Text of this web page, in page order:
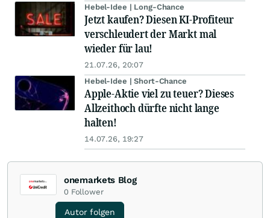
Hebel-Idee | Long-Chance
Jetzt kaufen? Diesen KI-Profiteur
verschleudert der Markt mal
wieder für lau!
21.07.26, 20:07
Hebel-Idee | Short-Chance
Apple-Aktie viel zu teuer? Dieses
Allzeithoch dürfte nicht lange
halten!
14.07.26, 19:27
onemarkets Blog
0 Follower
Autor folgen